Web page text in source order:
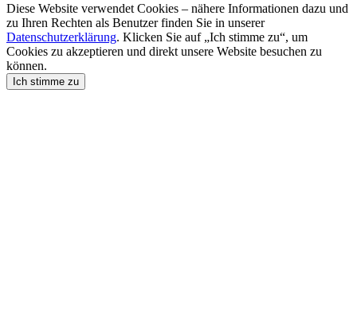
Diese Website verwendet Cookies – nähere Informationen dazu und
zu Ihren Rechten als Benutzer finden Sie in unserer
Datenschutzerklärung. Klicken Sie auf „Ich stimme zu“, um
Cookies zu akzeptieren und direkt unsere Website besuchen zu
können.
Ich stimme zu